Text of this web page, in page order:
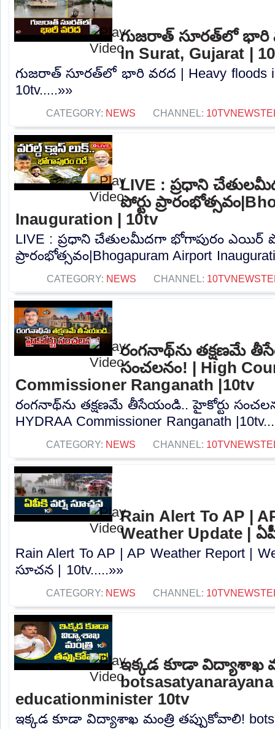
గుజరాత్‌ సూరత్‌లో భారి
in Surat, Gujarat |
గుజరాత్‌ సూరత్‌లో భారి వరద | Heavy floods
10tv.....»»
CATEGORY: NEWS CHANNEL:
LIVE : ప్రధాని
పోర్టు
Inauguration | 10tv
LIVE : ప్రధాని చేతులమీదగా భోగాపురం ఎయిర్
ప్రారంభోత్సవం|Bhogapuram Airport
CATEGORY: NEWS CHANNEL:
రంగనాథ్‎ను తక్షణమే
సంచలనం! | High
Commissioner Ranganath |10tv
రంగనాథ్‎ను తక్షణమే తీసేయండి.. హై‎కోర్టు
HYDRAA Commissioner Ranganath
CATEGORY: NEWS CHANNEL:
Rain Alert To AP |
Weather Update |
Rain Alert To AP | AP Weather Report |
సూచన | 10tv.....»»
CATEGORY: NEWS CHANNEL:
ఇక్కడ కూడా విద్యాశాఖ
educationminister 10tv
ఇక్కడ కూడా విద్యాశాఖ మంత్రి తప్పుకోవాలి!